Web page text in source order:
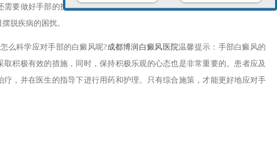
要做好手部的护理措施，保持积极乐观的心态去面对疾病。良好的护理和
脱疾病的困扰。
科学应对手部的白癜风呢?成都博润白癜风医院温馨提示：手部白癜风的
积极有效的措施，同时，保持积极乐观的心态也是非常重要的。患者应及
疗，并在医生的指导下进行用药和护理。只有综合施策，才能更好地应对手